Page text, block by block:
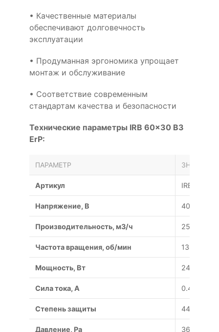
• Качественные материалы
обеспечивают долговечность
эксплуатации
• Продуманная эргономика упрощает
монтаж и обслуживание
• Соответствие современным
стандартам качества и безопасности
Технические параметры IRB 60x30 B3
ErP:
ПАРАМЕТР ЗНАЧЕНИЕ
Артикул IRB 60x30
Напряжение, В 400/50
Производительность, м3/ч 2556
Частота вращения, об/мин 1340
Мощность, Вт 240
Сила тока, A 0.45
Степень защиты 44/54
Давление, Pa 360